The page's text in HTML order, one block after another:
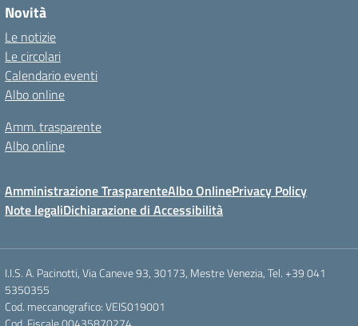
Novità
Le notizie
Le circolari
Calendario eventi
Albo online
Amm. trasparente
Albo online
Amministrazione TrasparenteAlbo OnlinePrivacy Policy
Note legaliDichiarazione di Accessibilità
I.I.S. A. Pacinotti, Via Caneve 93, 30173, Mestre Venezia, Tel. +39 041
5350355
Cod. meccanografico: VEIS019001